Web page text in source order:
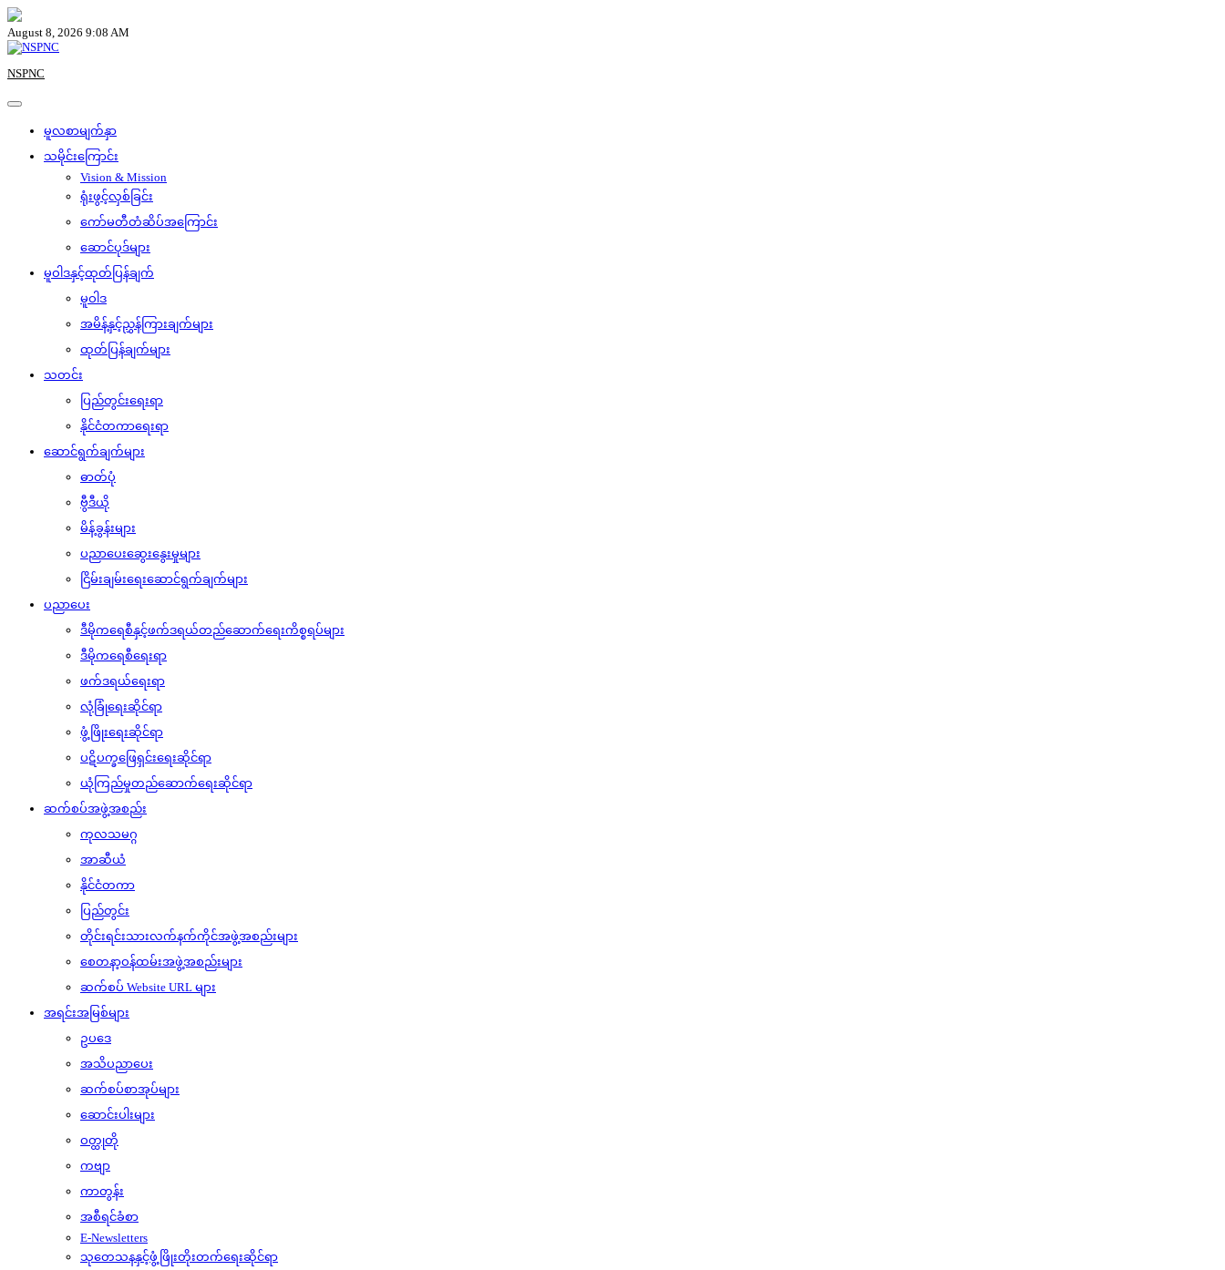
Skip
to
content
August 8, 2026 9:08 AM
NSPNC
မူလစာမျက်နှာ
သမိုင်းကြောင်း
Vision & Mission
ရုံးဖွင့်လှစ်ခြင်း
ကော်မတီတံဆိပ်အကြောင်း
ဆောင်ပုဒ်များ
မူဝါဒနှင့်ထုတ်ပြန်ချက်
မူဝါဒ
အမိန့်နှင့်ညွှန်ကြားချက်များ
ထုတ်ပြန်ချက်များ
သတင်း
ပြည်တွင်းရေးရာ
နိုင်ငံတကာရေးရာ
ဆောင်ရွက်ချက်များ
ဓာတ်ပုံ
ဗွီဒီယို
မိန့်ခွန်းများ
ပညာပေးဆွေးနွေးမှုများ
ငြိမ်းချမ်းရေးဆောင်ရွက်ချက်များ
ပညာပေး
ဒီမိုကရေစီနှင့်ဖက်ဒရယ်တည်ဆောက်‌ရေးကိစ္စရပ်များ
ဒီမိုကရေစီရေးရာ
ဖက်ဒရယ်ရေးရာ
လုံခြုံရေးဆိုင်ရာ
ဖွံ့ဖြိုးရေးဆိုင်ရာ
ပဋိပက္ခဖြေရှင်းရေးဆိုင်ရာ
ယုံကြည်မှုတည်ဆောက်ရေးဆိုင်ရာ
ဆက်စပ်အဖွဲ့အစည်း
ကုလသမဂ္ဂ
အာဆီယံ
နိုင်ငံတကာ
ပြည်တွင်း
တိုင်းရင်းသားလက်နက်ကိုင်အဖွဲ့အစည်းများ
စေတနာ့ဝန်ထမ်းအဖွဲ့အစည်းများ
ဆက်စပ် Website URL များ
အရင်းအမြစ်များ
ဥပဒေ
အသိပညာပေး
ဆက်စပ်စာအုပ်များ
ဆောင်းပါးများ
ဝတ္ထုတို
ကဗျာ
ကာတွန်း
အစီရင်ခံစာ
E-Newsletters
သုတေသနနှင့်ဖွံ့ဖြိုးတိုးတက်ရေးဆိုင်ရာ